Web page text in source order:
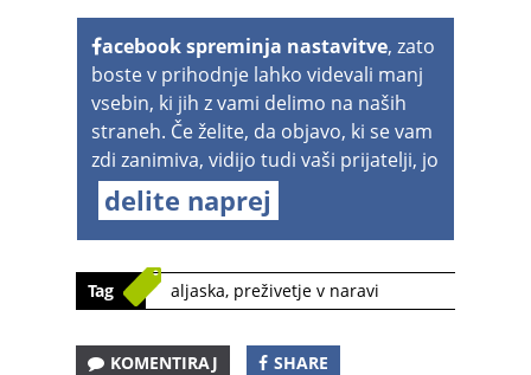
acebook spreminja nastavitve, zato
boste v prihodnje lahko videvali manj
vsebin, ki jih z vami delimo na naših
straneh. Če želite, da objavo, ki se vam
zdi zanimiva, vidijo tudi vaši prijatelji, jo
delite naprej
Tag aljaska, preživetje v naravi
KOMENTIRAJ SHARE